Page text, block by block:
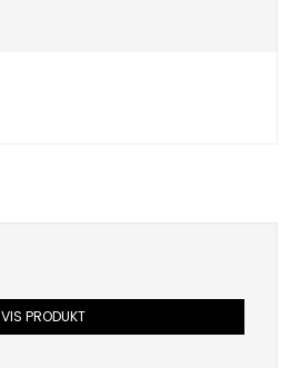
VIS PRODUKT